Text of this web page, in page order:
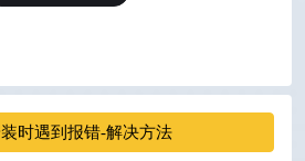
时遇到报错-解决方法